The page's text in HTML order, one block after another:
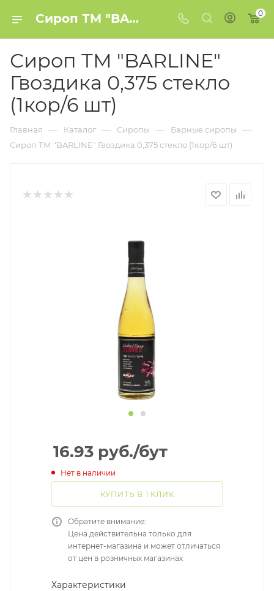
Сироп ТМ "BARLINE" Гвоздика 0,375 стекло (1кор/6 шт) купить в Минске 0
Сироп ТМ "BARLINE"
Гвоздика 0,375 стекло
(1кор/6 шт)
Главная — Каталог — Сиропы — Барные сиропы —
Сироп ТМ "BARLINE" Гвоздика 0,375 стекло (1кор/6 шт)
16.93 руб./бут
Нет в наличии
КУПИТЬ В 1 КЛИК
Обратите внимание:
Цена действительна только для
интернет-магазина и может отличаться
от цен в розничных магазинах
Характеристики